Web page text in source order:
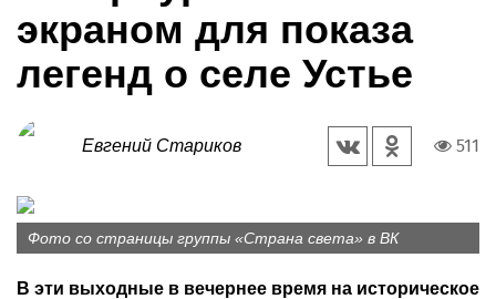
экраном для показа
легенд о селе Устье
Евгений Стариков 511
Фото со страницы группы «Страна света» в ВК
В эти выходные в вечернее время на историческое